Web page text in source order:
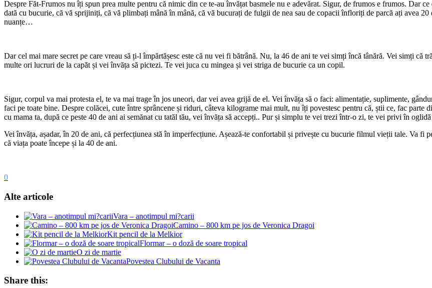
Despre Făt-Frumos nu îți spun prea multe pentru că nimic din ce te-au învățat basmele nu e adevărat. Sigur, de frumos e frumos. Dar
dată cu bucurie, că vă sprijiniți, că vă plimbați mână în mână, că vă bucurați de fulgii de nea sau de copacii înfloriți de parcă ați avea
nuanțe…
Dar cel mai mare secret pe care vreau să ți-l împărtășesc este că nu vei fi bătrână. Nu, la 46 de ani te vei simți încă tânără. Vei simți că
multe ori lucruri de la capăt și vei învăța să pictezi. Te vei juca cu mingea și vei striga de bucurie ca un copil.
Sigur, corpul va mai protesta el, te va mai trage în jos uneori, dar vei avea grijă de el. Vei învăța să o faci: alimentație, suplimente,
faci pe toate bine. Despre colăcei, cute între sprâncene și riduri, câteva kilograme mai mult, nu îți povestesc pentru că, știi ce, fac
cu mama ta, după ce peste 40 de ani ai semănat cu tatăl tău, vei învăța să accepți.. Pur și simplu te vei trezi într-o zi, te vei privi în
Vei învăța, așadar, în 20 de ani, că perfecțiunea stă în imperfecțiune. Așează-te confortabil și privește cu bucurie filmul vieții tale. Va fi
că viața poate începe și la 40 de ani.
0
Alte articole
Vara – anotimpul mi?carii
Camino – 800 km pe jos de Veronica Dragoi
Kit pencil de la Melkior
Flormar – o doză de soare tropical
O zi de martie
Povestea Clubului de Vacanta
Share this: